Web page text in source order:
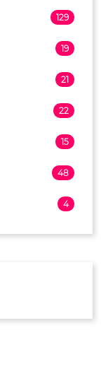
129
19
21
22
15
48
4